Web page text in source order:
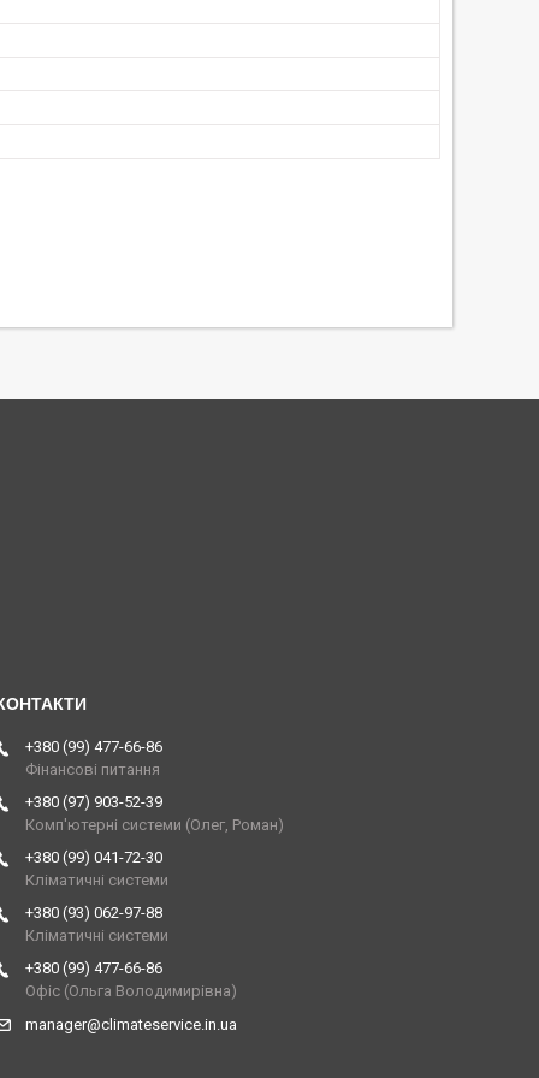
+380 (99) 477-66-86
Фінансові питання
+380 (97) 903-52-39
Комп'ютерні системи (Олег, Роман)
+380 (99) 041-72-30
Кліматичні системи
+380 (93) 062-97-88
Кліматичні системи
+380 (99) 477-66-86
Офіс (Ольга Володимирівна)
manager@climateservice.in.ua